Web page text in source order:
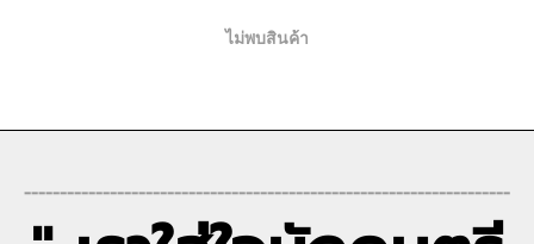
ไม่พบสินค้า
--------------------------------------------------------------------